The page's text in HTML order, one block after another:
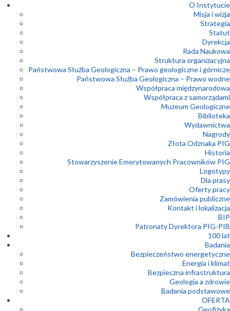
O Instytucie
Misja i wizja
Strategia
Statut
Dyrekcja
Rada Naukowa
Struktura organizacyjna
Państwowa Służba Geologiczna – Prawo geologiczne i górnicze
Państwowa Służba Geologiczna – Prawo wodne
Współpraca międzynarodowa
Współpraca z samorządami
Muzeum Geologiczne
Biblioteka
Wydawnictwa
Nagrody
Złota Odznaka PIG
Historia
Stowarzyszenie Emerytowanych Pracowników PIG
Logotypy
Dla prasy
Oferty pracy
Zamówienia publiczne
Kontakt i lokalizacja
BIP
Patronaty Dyrektora PIG-PIB
100 lat
Badania
Bezpieczeństwo energetyczne
Energia i klimat
Bezpieczna infrastruktura
Geologia a zdrowie
Badania podstawowe
OFERTA